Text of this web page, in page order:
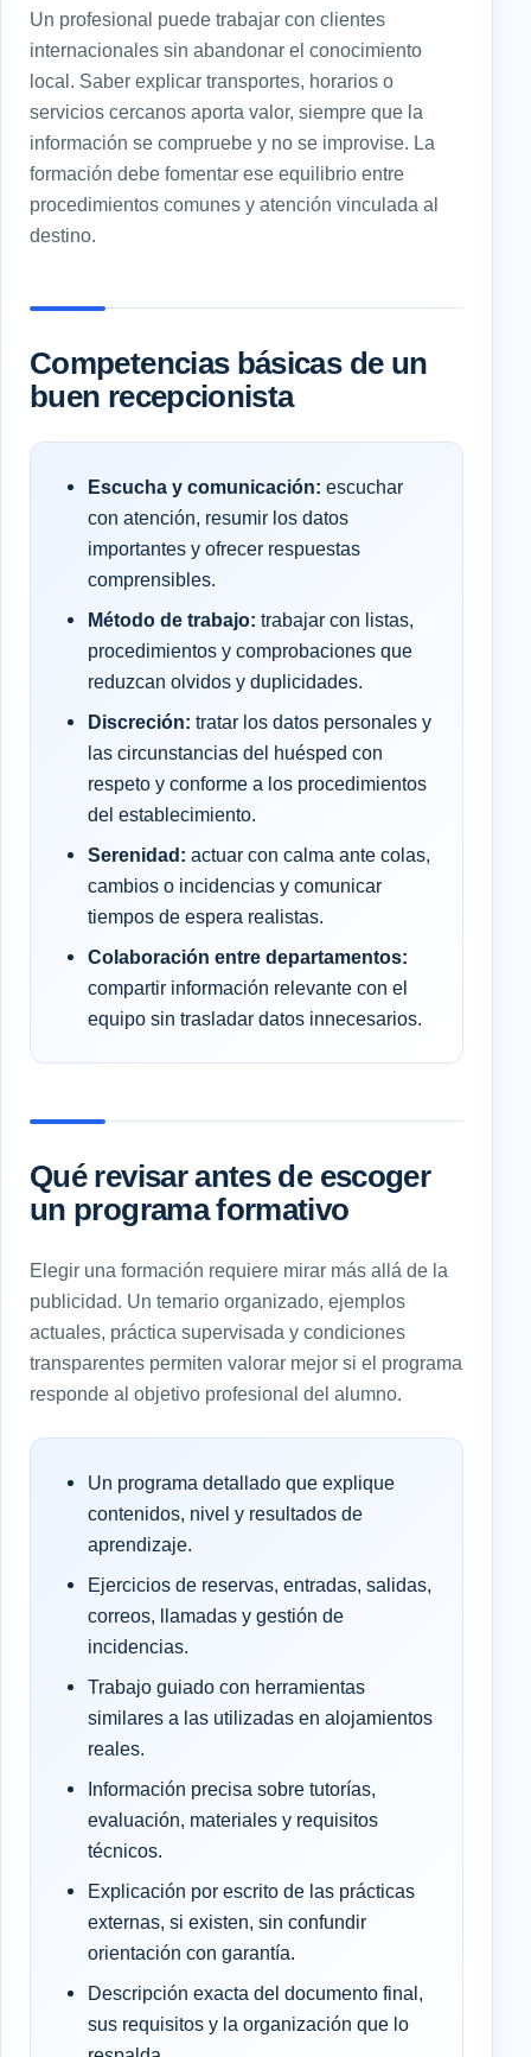
Un profesional puede trabajar con clientes
internacionales sin abandonar el conocimiento
local. Saber explicar transportes, horarios o
servicios cercanos aporta valor, siempre que la
información se compruebe y no se improvise. La
formación debe fomentar ese equilibrio entre
procedimientos comunes y atención vinculada al
destino.
Competencias básicas de un
buen recepcionista
Escucha y comunicación: escuchar
con atención, resumir los datos
importantes y ofrecer respuestas
comprensibles.
Método de trabajo: trabajar con listas,
procedimientos y comprobaciones que
reduzcan olvidos y duplicidades.
Discreción: tratar los datos personales y
las circunstancias del huésped con
respeto y conforme a los procedimientos
del establecimiento.
Serenidad: actuar con calma ante colas,
cambios o incidencias y comunicar
tiempos de espera realistas.
Colaboración entre departamentos:
compartir información relevante con el
equipo sin trasladar datos innecesarios.
Qué revisar antes de escoger
un programa formativo
Elegir una formación requiere mirar más allá de la
publicidad. Un temario organizado, ejemplos
actuales, práctica supervisada y condiciones
transparentes permiten valorar mejor si el programa
responde al objetivo profesional del alumno.
Un programa detallado que explique
contenidos, nivel y resultados de
aprendizaje.
Ejercicios de reservas, entradas, salidas,
correos, llamadas y gestión de
incidencias.
Trabajo guiado con herramientas
similares a las utilizadas en alojamientos
reales.
Información precisa sobre tutorías,
evaluación, materiales y requisitos
técnicos.
Explicación por escrito de las prácticas
externas, si existen, sin confundir
orientación con garantía.
Descripción exacta del documento final,
sus requisitos y la organización que lo